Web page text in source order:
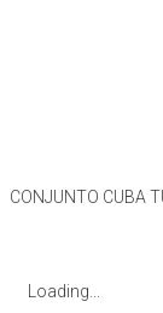
CONJUNTO CUBA
Loading...